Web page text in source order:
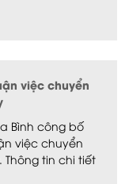
việc chuyển
Bình công bố
việc chuyển
tin chi tiết